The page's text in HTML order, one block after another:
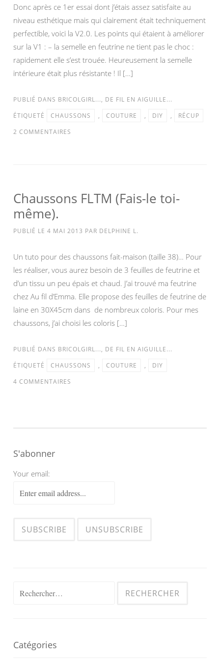
Donc après ce 1er essai dont j’étais assez satisfaite au
niveau esthétique mais qui clairement était techniquement
perfectible, voici la V2.0. Les points qui étaient à améliorer
sur la V1 : – la semelle en feutrine ne tient pas le choc :
rapidement elle s’est trouée. Heureusement la semelle
intérieure était plus résistante ! Il […]
PUBLIÉ DANS BRICOLGIRL..., DE FIL EN AIGUILLE...
ÉTIQUETÉ
CHAUSSONS , COUTURE , DIY ,
RÉCUP
2 COMMENTAIRES
Chaussons FLTM (Fais-le toi-
même).
PUBLIÉ LE 4 MAI 2013 PAR DELPHINE L.
Un tuto pour des chaussons fait-maison (taille 38)… Pour
les réaliser, vous aurez besoin de 3 feuilles de feutrine et
d’un tissu un peu épais et chaud. J’ai trouvé ma feutrine
chez Au fil d’Emma. Elle propose des feuilles de feutrine de
laine en 30X45cm dans de nombreux coloris. Pour mes
chaussons, j’ai choisi les coloris […]
PUBLIÉ DANS BRICOLGIRL..., DE FIL EN AIGUILLE...
ÉTIQUETÉ
CHAUSSONS , COUTURE ,
DIY
4 COMMENTAIRES
S'abonner
Your email:
Rechercher :
Catégories